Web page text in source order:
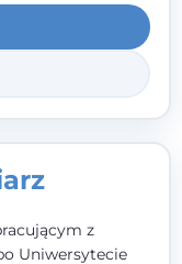
z
Uniwersytecie